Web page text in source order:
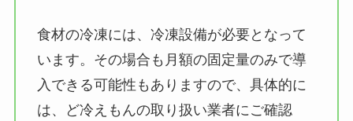
食材の冷凍には、冷凍設備が必要となって
います。その場合も月額の固定量のみで導
入できる可能性もありますので、具体的に
は、ど冷えもんの取り扱い業者にご確認